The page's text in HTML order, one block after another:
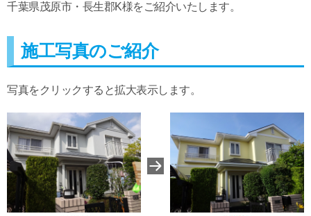
千葉県茂原市・長生郡K様をご紹介いたします。
施工写真のご紹介
写真をクリックすると拡大表示します。